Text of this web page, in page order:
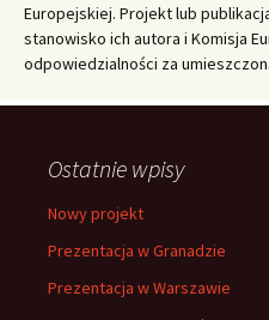
Europejskiej. Projekt lub
stanowisko ich autora i Komisja
odpowiedzialności za
Ostatnie wpisy
Nowy projekt
Prezentacja w Granadzie
Prezentacja w Warszawie